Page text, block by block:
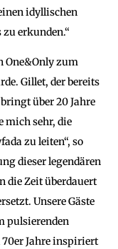
idyllischen
erkunden.“
One&Only zum
Gillet, der bereits
über 20 Jahre
mich sehr, die
zu leiten“, so
dieser legendären
die Zeit überdauert
Unsere Gäste
pulsierenden
Jahre inspiriert